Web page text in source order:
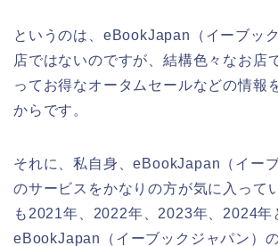
というのは、eBookJapan（イーブッ
店ではないのですが、結構色々なお店
ってお得なオータムセールなどの情報
からです。
それに、私自身、eBookJapan（イー
のサービスをかなりの方が気に入って
も2021年、2022年、2023年、2024年
eBookJapan（イーブックジャパン）